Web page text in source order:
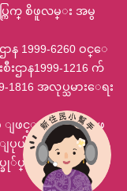
ကြက္ စိဖူလမ္း အမွ
န 1999-6260 ဝင္ေ
ဌာန1999-1216 က်
1816 အလုပ္သမားေရး
င့္ 800x600 ျဖ
ပုပါသည္ ဃဥ
ခု်ပ္ေရးဌာနဗူူ